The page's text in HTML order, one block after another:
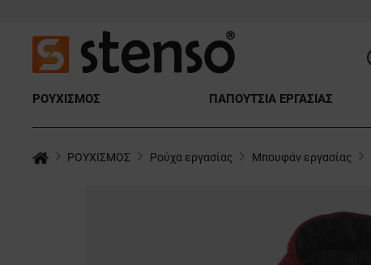
ΡΟΥΧΙΣΜΟΣ ΠΑΠΟΥΤΣΙΑ ΕΡΓΑΣΙΑΣ
ΡΟΥΧΙΣΜΟΣ Ρούχα εργασίας Μπουφάν εργασίας